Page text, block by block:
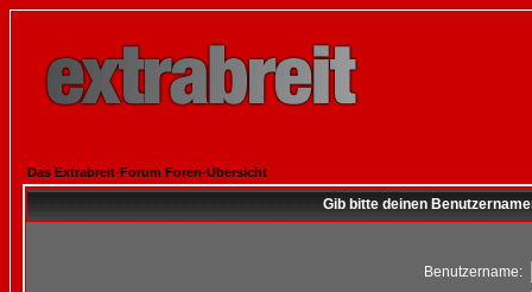
Das Extrabreit-Forum Foren-Übersicht
Gib bitte deinen
Benutzername: